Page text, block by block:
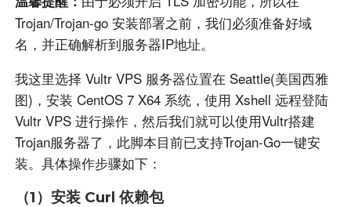
Trojan/Trojan-go 安装部署之前，我们必须准备好域
名，并正确解析到服务器IP地址。
我这里选择 Vultr VPS 服务器位置在 Seattle(美国西雅
图)，安装 CentOS 7 X64 系统，使用 Xshell 远程登陆
Vultr VPS 进行操作，然后我们就可以使用Vultr搭建
Trojan服务器了，此脚本目前已支持Trojan-Go一键安
装。具体操作步骤如下：
（1）安装 Curl 依赖包